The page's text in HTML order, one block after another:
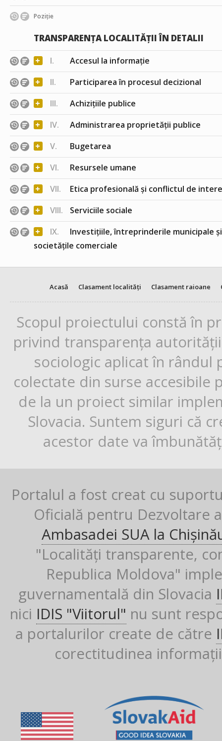
Poziție
TRANSPARENȚA LOCALITĂȚII ÎN DETALII
+
I. Accesul la informație
+ II. Participarea în procesul decizional
+ III. Achizițiile publice
+ IV. Administrarea proprietății publice
+ V. Bugetarea
+ VI. Resursele umane
+ VII. Etica profesională și conflictul de
+ VIII. Serviciile sociale
+ IX.
Investițiile, întreprinderile municipale
societățile comerciale
Acasă Clasament localități Clasament raioane
Scopul proiectului constă în
privind transparența
sociologic aplicat în rândul
colectate din surse
de la un proiect similar
Slovacia. Suntem siguri că
acestor date va
Portalul a fost creat cu
Oficială pentru Dezvoltare
Ambasadei SUA la
"Localități transparente,
Republica Moldova"
guvernamentală din Slovacia
nici IDIS "Viitorul" nu sunt
a portalurilor create de către
corectitudinea